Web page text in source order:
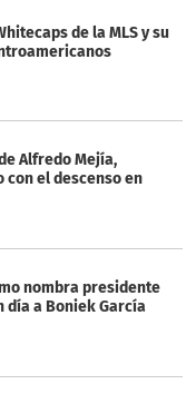
de la MLS y su
Alfredo Mejía,
el descenso en
nombra presidente
día a Boniek García